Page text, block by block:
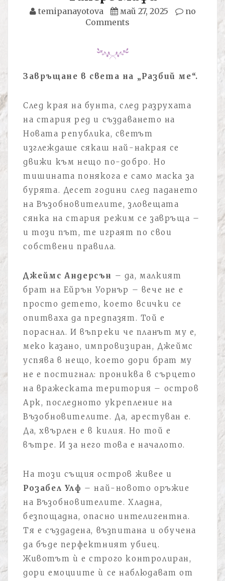
temipanayotova май 27, 2025
no
Comments
Завръщане в света на „Разбий ме“.
След края на бунта, след разрухата
на стария ред и създаването на
Новата република, светът
изглеждаше сякаш най-накрая се
движи към нещо по-добро. Но
тишината понякога е само маска за
бурята. Десет години след падането
на Възобновителите, зловещата
сянка на стария режим се завръща –
и този път, те играят по свои
собствени правила.
Джеймс Андерсън – да, малкият
брат на Ейрън Уорнър – вече не е
просто детето, което всички се
опитваха да предпазят. Той е
пораснал. И въпреки че планът му е,
меко казано, импровизиран, Джеймс
успява в нещо, което дори брат му
не е постигнал: прониква в сърцето
на вражеската територия – остров
Арк, последното укрепление на
Възобновителите. Да, арестуван е.
Да, хвърлен е в килия. Но той е
вътре. И за него това е началото.
На този същия остров живее и
Розабел Улф – най-новото оръжие
на Възобновителите. Хладна,
безпощадна, опасно интелигентна.
Тя е създадена, възпитана и обучена
да бъде перфектният убиец.
Животът ѝ е строго контролиран,
дори емоциите ѝ се наблюдават от